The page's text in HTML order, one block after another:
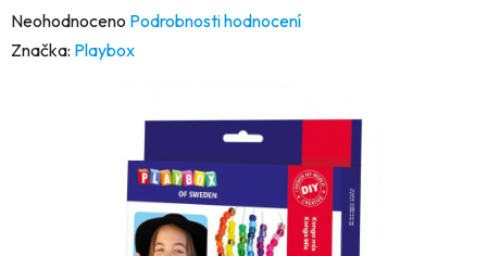
Průměrné
hodnocení
Neohodnoceno Podrobnosti hodnocení
Značka: Playbox